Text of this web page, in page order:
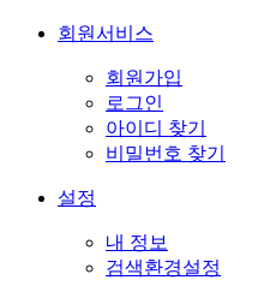
회원서비스
회원가입
로그인
아이디 찾기
비밀번호 찾기
설정
내 정보
검색환경설정